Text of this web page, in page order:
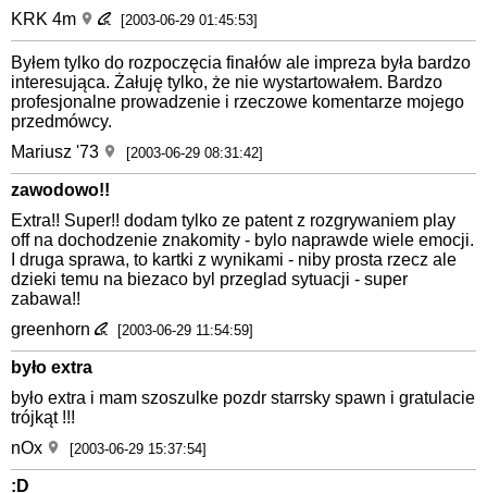
KRK 4m
[2003-06-29 01:45:53]
Byłem tylko do rozpoczęcia finałów ale impreza była bardzo
interesująca. Żałuję tylko, że nie wystartowałem. Bardzo
profesjonalne prowadzenie i rzeczowe komentarze mojego
przedmówcy.
Mariusz '73
[2003-06-29 08:31:42]
zawodowo!!
Extra!! Super!! dodam tylko ze patent z rozgrywaniem play
off na dochodzenie znakomity - bylo naprawde wiele emocji.
I druga sprawa, to kartki z wynikami - niby prosta rzecz ale
dzieki temu na biezaco byl przeglad sytuacji - super
zabawa!!
greenhorn
[2003-06-29 11:54:59]
było extra
było extra i mam szoszulke pozdr starrsky spawn i gratulacie
trójkąt !!!
nOx
[2003-06-29 15:37:54]
:D